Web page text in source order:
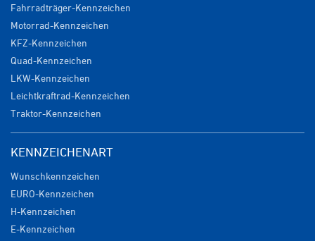
Fahrradträger-Kennzeichen
Motorrad-Kennzeichen
KFZ-Kennzeichen
Quad-Kennzeichen
LKW-Kennzeichen
Leichtkraftrad-Kennzeichen
Traktor-Kennzeichen
KENNZEICHENART
Wunschkennzeichen
EURO-Kennzeichen
H-Kennzeichen
E-Kennzeichen